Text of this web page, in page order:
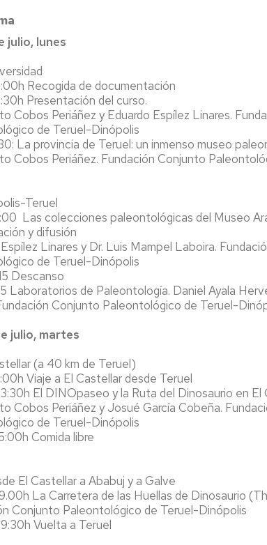
julio, lunes
Recogida de documentación
Presentación del curso.
Cobos Periáñez y Eduardo Espílez Linares.
de Teruel-Dinópolis
La provincia de Teruel: un inmenso museo
Cobos Periáñez. Fundación Conjunto
Teruel
Las colecciones paleontológicas del Museo
y difusión
Linares y Dr. Luis Mampel Laboira.
de Teruel-Dinópolis
Descanso
Laboratorios de Paleontología. Daniel Ayala
Conjunto Paleontológico de Teruel-
julio, martes
(a 40 km de Teruel)
Viaje a El Castellar desde Teruel
El DINOpaseo y la Ruta del Dinosaurio en El
Cobos Periáñez y Josué García Cobeña.
de Teruel-Dinópolis
Comida libre
El Castellar a Ababuj y a Galve
La Carretera de las Huellas de Dinosaurio
Conjunto Paleontológico de Teruel-Dinópolis
Vuelta a Teruel